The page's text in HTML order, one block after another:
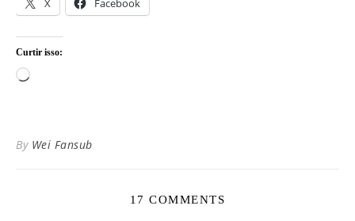
X Facebook
Curtir isso:
Carregando...
By Wei Fansub
17 COMMENTS